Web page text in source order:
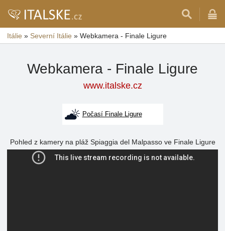
Itálie » Severní Itálie » Webkamera - Finale Ligure
Webkamera - Finale Ligure
www.italske.cz
Počasí Finale Ligure
Pohled z kamery na pláž Spiaggia del Malpasso ve Finale Ligure